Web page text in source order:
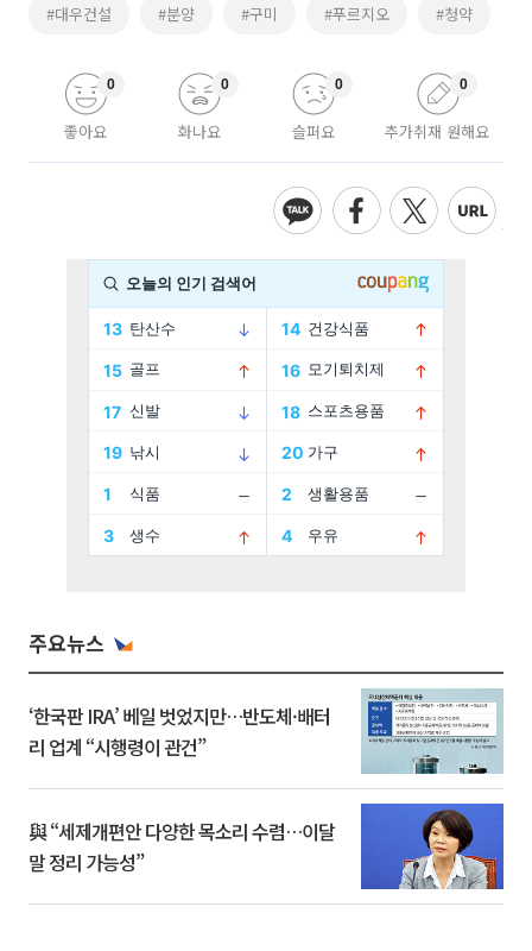
#대우건설 #분양 #구미 #푸르지오 #청약
좋아요
0
화나요
0
슬퍼요
0
추가취재 원해요
0
주요뉴스
‘한국판 IRA’ 베일 벗었지만…반도체·배터
리 업계 “시행령이 관건”
與 “세제개편안 다양한 목소리 수렴…이달
말 정리 가능성”